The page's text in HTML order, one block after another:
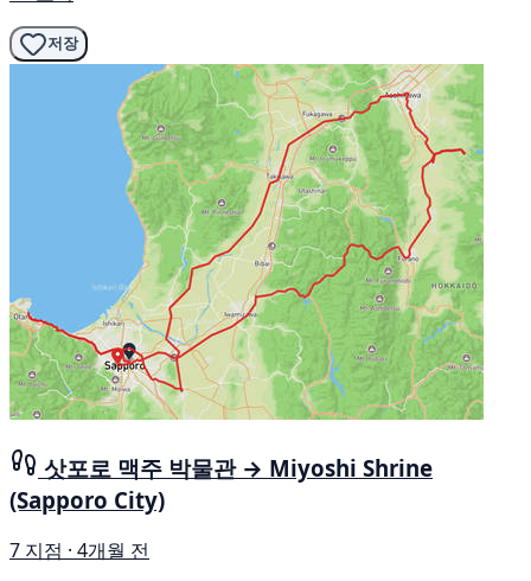
저장
삿포로 맥주 박물관 → Miyoshi Shrine
(Sapporo City)
7 지점 · 4개월 전